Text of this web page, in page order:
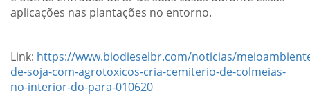
aplicações nas plantações no entorno.
Link: https://www.biodieselbr.com/noticias/
de-soja-com-agrotoxicos-cria-cemiterio-de-colmeias-
no-interior-do-para-010620